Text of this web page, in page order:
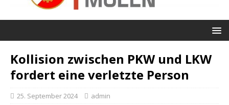
Kollision zwischen PKW und LKW
fordert eine verletzte Person
25. September 2024 admin